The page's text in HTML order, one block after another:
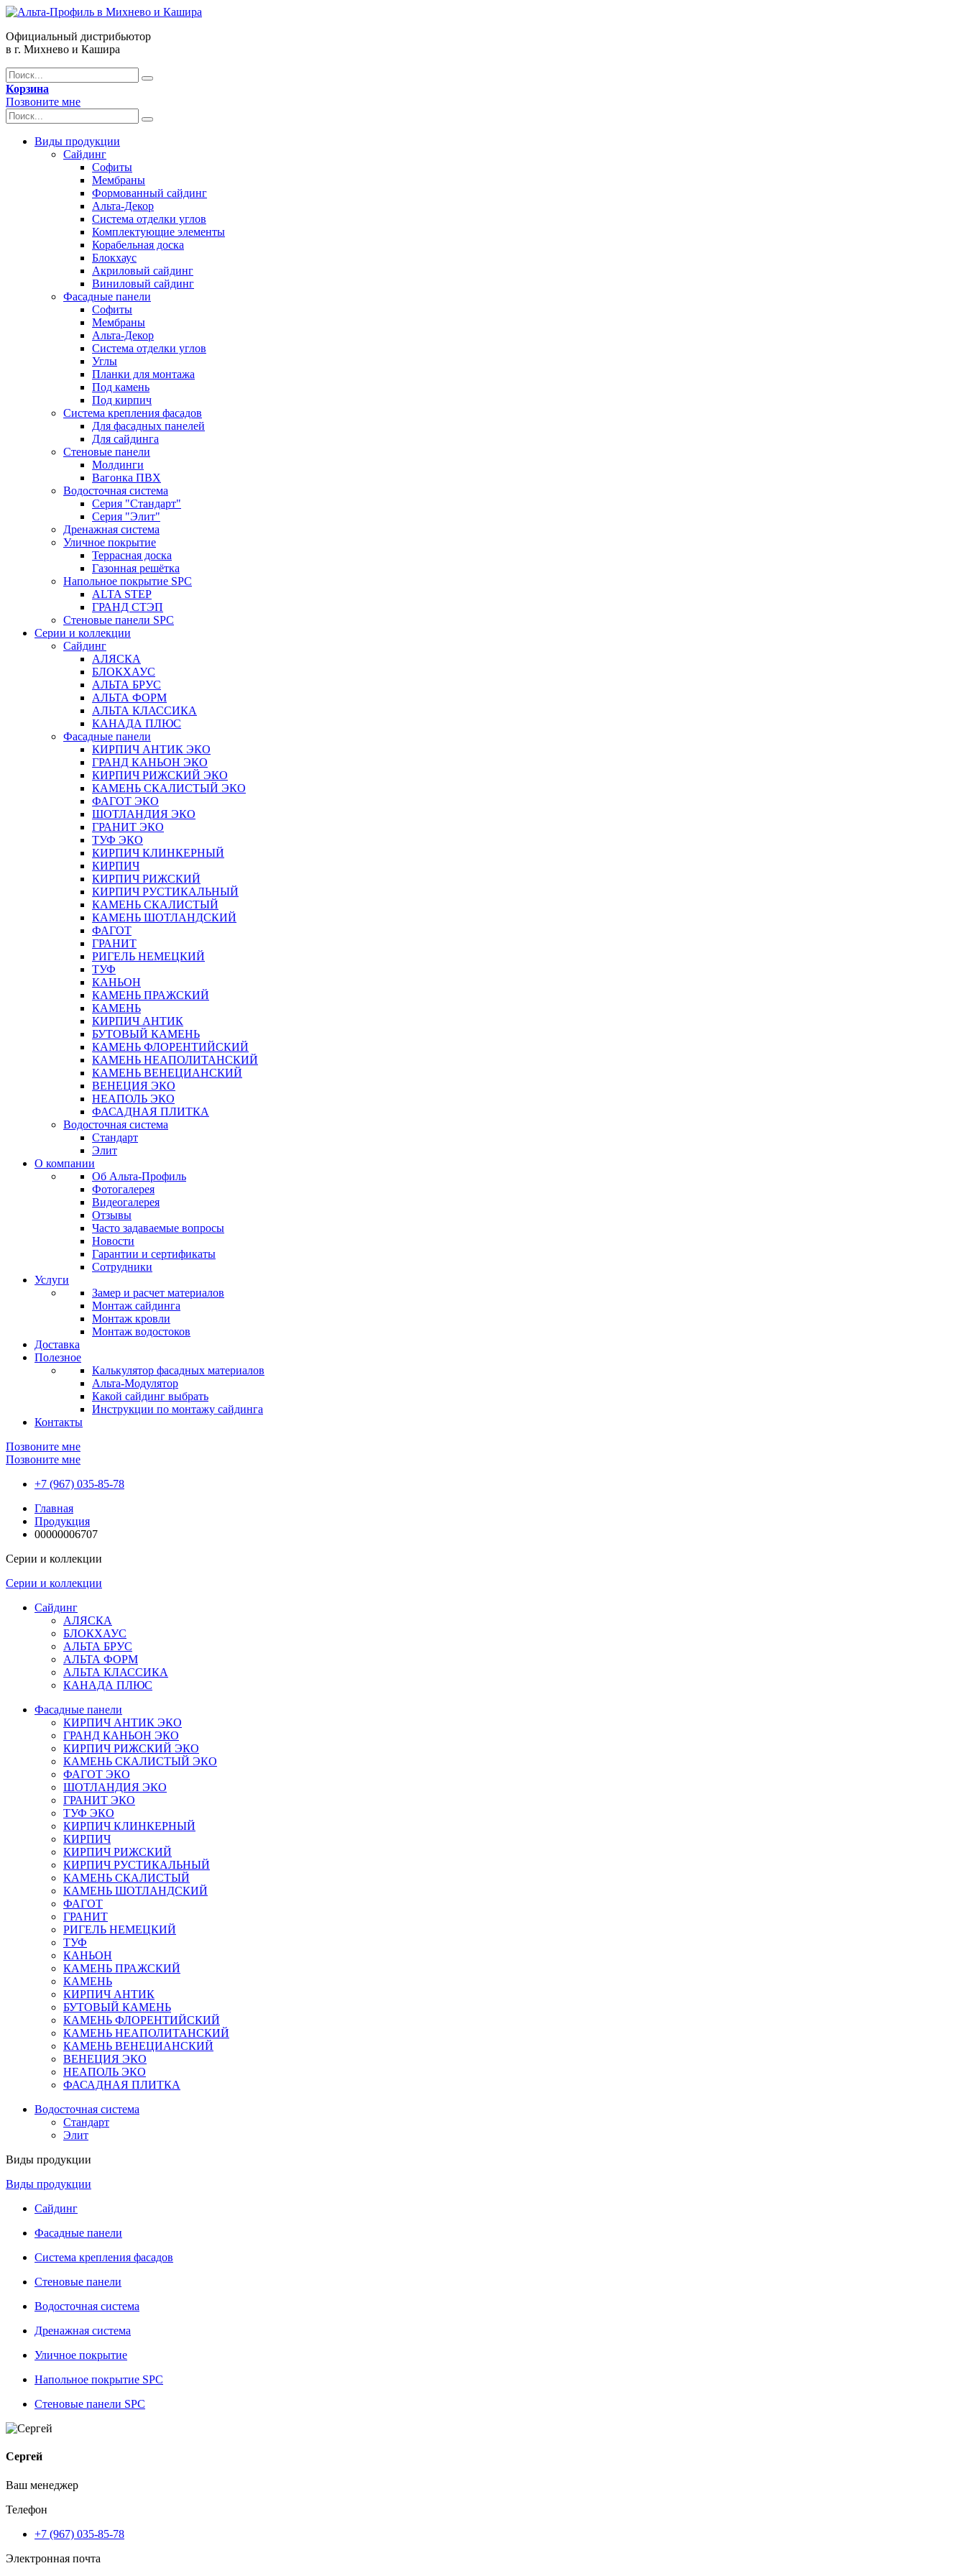
Официальный дистрибьютор
в г. Михнево и Кашира
Корзина
Позвоните мне
Виды продукции
Сайдинг
Софиты
Мембраны
Формованный сайдинг
Альта-Декор
Система отделки углов
Комплектующие элементы
Корабельная доска
Блокхаус
Акриловый сайдинг
Виниловый сайдинг
Фасадные панели
Софиты
Мембраны
Альта-Декор
Система отделки углов
Углы
Планки для монтажа
Под камень
Под кирпич
Система крепления фасадов
Для фасадных панелей
Для сайдинга
Стеновые панели
Молдинги
Вагонка ПВХ
Водосточная система
Серия "Стандарт"
Серия "Элит"
Дренажная система
Уличное покрытие
Террасная доска
Газонная решётка
Напольное покрытие SPC
ALTA STEP
ГРАНД СТЭП
Стеновые панели SPC
Серии и коллекции
Сайдинг
АЛЯСКА
БЛОКХАУС
АЛЬТА БРУС
АЛЬТА ФОРМ
АЛЬТА КЛАССИКА
КАНАДА ПЛЮС
Фасадные панели
КИРПИЧ АНТИК ЭКО
ГРАНД КАНЬОН ЭКО
КИРПИЧ РИЖСКИЙ ЭКО
КАМЕНЬ СКАЛИСТЫЙ ЭКО
ФАГОТ ЭКО
ШОТЛАНДИЯ ЭКО
ГРАНИТ ЭКО
ТУФ ЭКО
КИРПИЧ КЛИНКЕРНЫЙ
КИРПИЧ
КИРПИЧ РИЖСКИЙ
КИРПИЧ РУСТИКАЛЬНЫЙ
КАМЕНЬ СКАЛИСТЫЙ
КАМЕНЬ ШОТЛАНДСКИЙ
ФАГОТ
ГРАНИТ
РИГЕЛЬ НЕМЕЦКИЙ
ТУФ
КАНЬОН
КАМЕНЬ ПРАЖСКИЙ
КАМЕНЬ
КИРПИЧ АНТИК
БУТОВЫЙ КАМЕНЬ
КАМЕНЬ ФЛОРЕНТИЙСКИЙ
КАМЕНЬ НЕАПОЛИТАНСКИЙ
КАМЕНЬ ВЕНЕЦИАНСКИЙ
ВЕНЕЦИЯ ЭКО
НЕАПОЛЬ ЭКО
ФАСАДНАЯ ПЛИТКА
Водосточная система
Стандарт
Элит
О компании
Об Альта-Профиль
Фотогалерея
Видеогалерея
Отзывы
Часто задаваемые вопросы
Новости
Гарантии и сертификаты
Сотрудники
Услуги
Замер и расчет материалов
Монтаж сайдинга
Монтаж кровли
Монтаж водостоков
Доставка
Полезное
Калькулятор фасадных материалов
Альта-Модулятор
Какой сайдинг выбрать
Инструкции по монтажу сайдинга
Контакты
Позвоните мне
Позвоните мне
+7 (967) 035-85-78
Главная
Продукция
00000006707
Серии и коллекции
Серии и коллекции
Сайдинг
АЛЯСКА
БЛОКХАУС
АЛЬТА БРУС
АЛЬТА ФОРМ
АЛЬТА КЛАССИКА
КАНАДА ПЛЮС
Фасадные панели
КИРПИЧ АНТИК ЭКО
ГРАНД КАНЬОН ЭКО
КИРПИЧ РИЖСКИЙ ЭКО
КАМЕНЬ СКАЛИСТЫЙ ЭКО
ФАГОТ ЭКО
ШОТЛАНДИЯ ЭКО
ГРАНИТ ЭКО
ТУФ ЭКО
КИРПИЧ КЛИНКЕРНЫЙ
КИРПИЧ
КИРПИЧ РИЖСКИЙ
КИРПИЧ РУСТИКАЛЬНЫЙ
КАМЕНЬ СКАЛИСТЫЙ
КАМЕНЬ ШОТЛАНДСКИЙ
ФАГОТ
ГРАНИТ
РИГЕЛЬ НЕМЕЦКИЙ
ТУФ
КАНЬОН
КАМЕНЬ ПРАЖСКИЙ
КАМЕНЬ
КИРПИЧ АНТИК
БУТОВЫЙ КАМЕНЬ
КАМЕНЬ ФЛОРЕНТИЙСКИЙ
КАМЕНЬ НЕАПОЛИТАНСКИЙ
КАМЕНЬ ВЕНЕЦИАНСКИЙ
ВЕНЕЦИЯ ЭКО
НЕАПОЛЬ ЭКО
ФАСАДНАЯ ПЛИТКА
Водосточная система
Стандарт
Элит
Виды продукции
Виды продукции
Сайдинг
Фасадные панели
Система крепления фасадов
Стеновые панели
Водосточная система
Дренажная система
Уличное покрытие
Напольное покрытие SPC
Стеновые панели SPC
Сергей
Ваш менеджер
Телефон
+7 (967) 035-85-78
Электронная почта